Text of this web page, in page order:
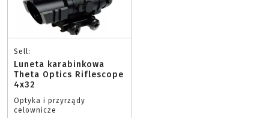
Sell:
Luneta karabinkowa
Theta Optics Riflescope
4x32
Optyka i przyrządy
celownicze